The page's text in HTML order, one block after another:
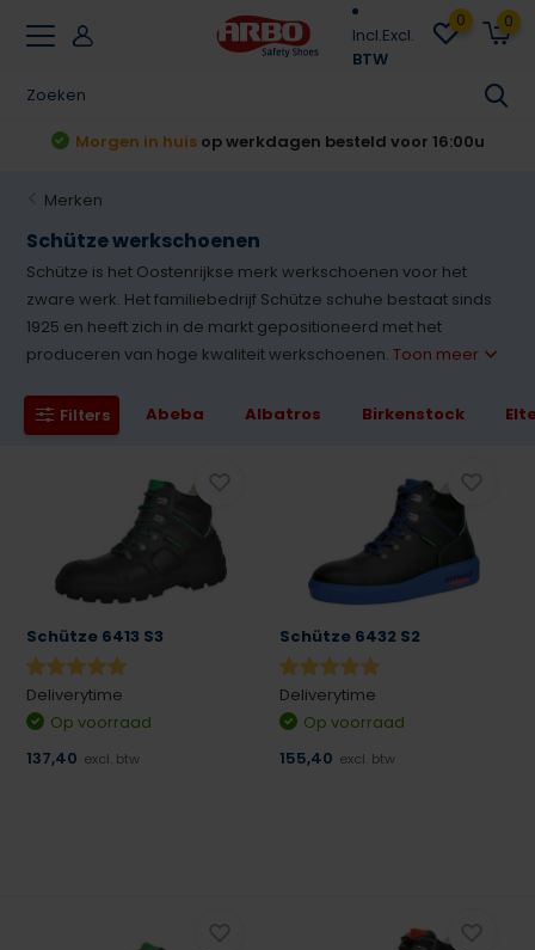
Incl.Excl.
BTW
0 0
Morgen in huis op werkdagen besteld voor 16:00u
Merken
Schütze werkschoenen
Schütze is het Oostenrijkse merk werkschoenen voor het
zware werk. Het familiebedrijf Schütze schuhe bestaat sinds
1925 en heeft zich in de markt gepositioneerd met het
produceren van hoge kwaliteit werkschoenen.Toon meer
Filters Abeba Albatros Birkenstock
Schütze 6413 S3
Deliverytime
Op voorraad
137,40 excl. btw
Schütze 6432 S2
Deliverytime
Op voorraad
155,40 excl. btw